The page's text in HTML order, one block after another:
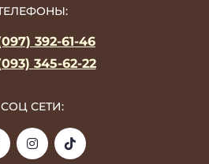
392-61-46
345-62-22
СОЦ СЕТИ: